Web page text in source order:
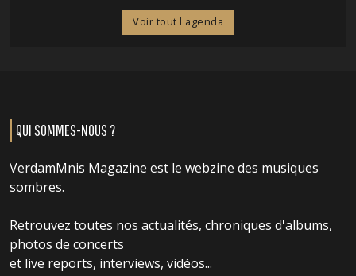
Voir tout l'agenda
QUI SOMMES-NOUS ?
VerdamMnis Magazine est le webzine des musiques
sombres.
Retrouvez toutes nos actualités, chroniques d'albums,
photos de concerts
et live reports, interviews, vidéos...